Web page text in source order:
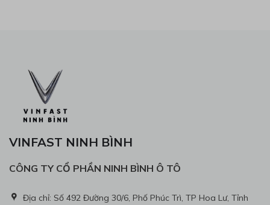
VINFAST NINH BÌNH
CÔNG TY CỔ PHẦN NINH BÌNH Ô TÔ
Địa chỉ: Số 492 Đường 30/6, Phố Phúc Trì, TP Hoa Lư, Tỉnh